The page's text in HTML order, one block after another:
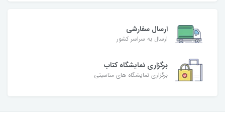
ارسال سفارشی
ارسال به سراسر کشور
برگزاری نمایشگاه کتاب
برگزاری نمایشگاه های مناسبتی